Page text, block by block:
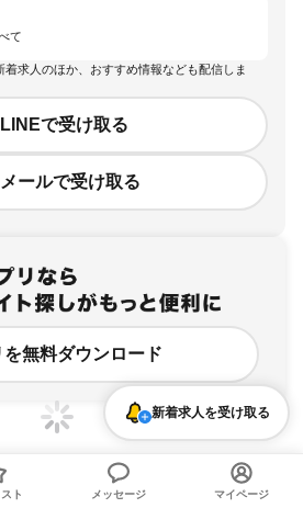
て
着求人のほか、おすすめ情報なども配信しま
LINEで受け取る
メールで受け取る
を無料ダウンロード
・講師のアルバイト・バイト求人情報
新着求人を受け取る
ト メッセージ マイページ